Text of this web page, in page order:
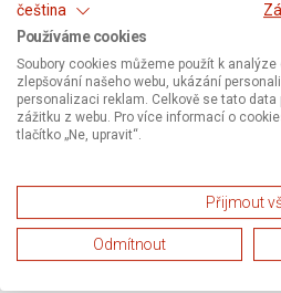
čeština
Používáme cookies
Soubory cookies můžeme použít k
zlepšování našeho webu, ukázání
personalizaci reklam. Celkově se tato
zážitku z webu. Pro více informací o
tlačítko „Ne, upravit“.
Přijmout
Odmítnout